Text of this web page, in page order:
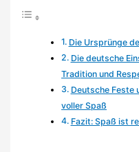
Die Ursprünge
Die deutsche
Tradition und
Deutsche Feste
voller Spaß
Fazit: Spaß ist